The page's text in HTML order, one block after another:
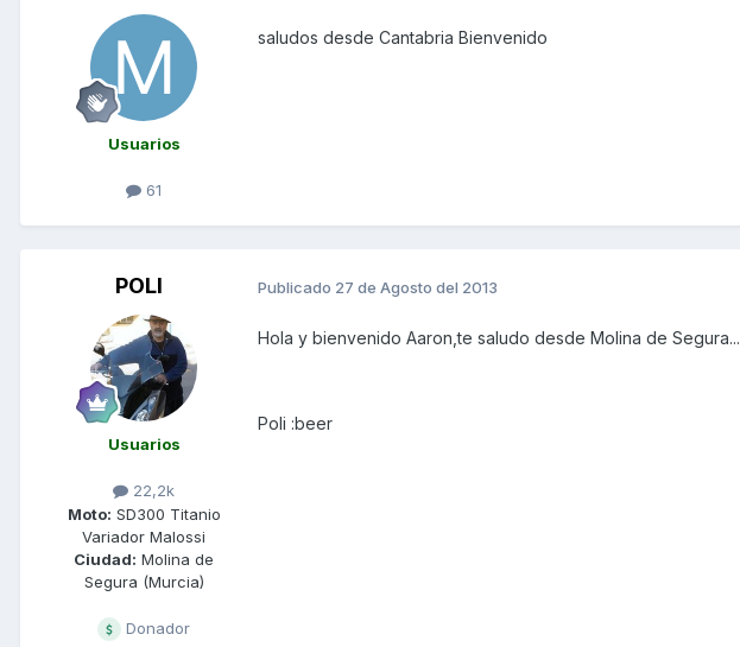
Usuarios
61
saludos desde Cantabria Bienvenido
POLI
Usuarios
22,2k
Moto: SD300 Titanio
Variador Malossi
Ciudad: Molina de
Segura (Murcia)
Donador
Publicado 27 de Agosto del 2013
Hola y bienvenido Aaron,te saludo desde Molina de Segura...
Poli :beer